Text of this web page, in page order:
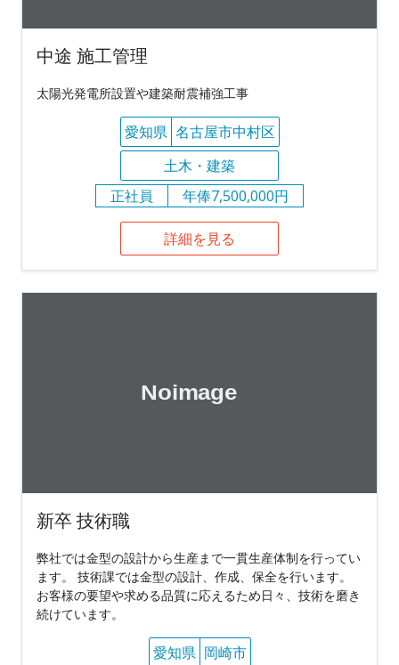
中途 施工管理
太陽光発電所設置や建築耐震補強工事
愛知県 名古屋市中村区
土木・建築
正社員
年俸7,500,000円
詳細を見る
新卒 技術職
弊社では金型の設計から生産まで一貫生産体制を行ってい
ます。 技術課では金型の設計、作成、保全を行います。
お客様の要望や求める品質に応えるため日々、技術を磨き
続けています。
愛知県 岡崎市